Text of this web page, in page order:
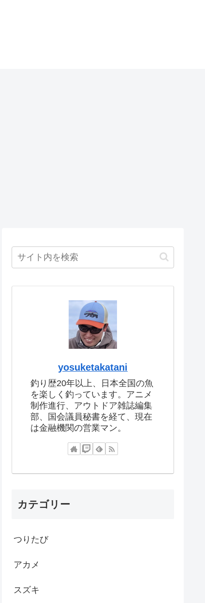
yosuketakatani
釣り歴20年以上、日本全国の魚
を楽しく釣っています。アニメ
制作進行、アウトドア雑誌編集
部、国会議員秘書を経て、現在
は金融機関の営業マン。
カテゴリー
つりたび
アカメ
スズキ